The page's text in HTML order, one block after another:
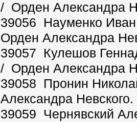
/ Орден Александра
39056 Науменко
Орден Александра
39057 Кулешов
/ Орден Александра
39058 Пронин
Александра Невского.
39059 Чернявский